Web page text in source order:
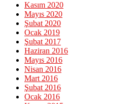
Kasım 2020
Mayıs 2020
Şubat 2020
Ocak 2019
Şubat 2017
Haziran 2016
Mayıs 2016
Nisan 2016
Mart 2016
Şubat 2016
Ocak 2016